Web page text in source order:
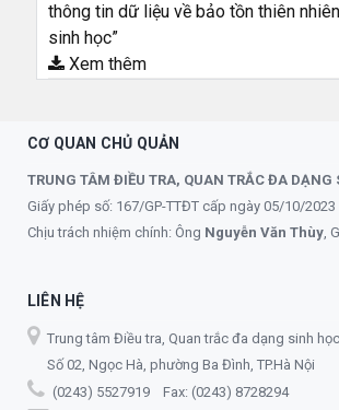
thông tin dữ liệu về bảo tồn thiên
sinh học”
Xem thêm
CƠ QUAN CHỦ QUẢN
TRUNG TÂM ĐIỀU TRA, QUAN TRẮC ĐA DẠNG
Giấy phép số: 167/GP-TTĐT cấp ngày 05/10/2023
Chịu trách nhiệm chính: Ông Nguyễn Văn Thùy,
LIÊN HỆ
Trung tâm Điều tra, Quan trắc đa dạng sinh học
Số 02, Ngọc Hà, phường Ba Đình, TP.Hà Nội
(0243) 5527919 Fax: (0243) 8728294